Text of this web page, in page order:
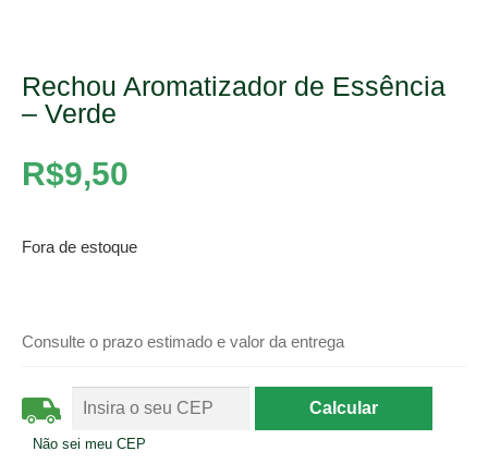
Rechou Aromatizador de Essência
– Verde
R$9,50
Fora de estoque
Consulte o prazo estimado e valor da entrega
Não sei meu CEP